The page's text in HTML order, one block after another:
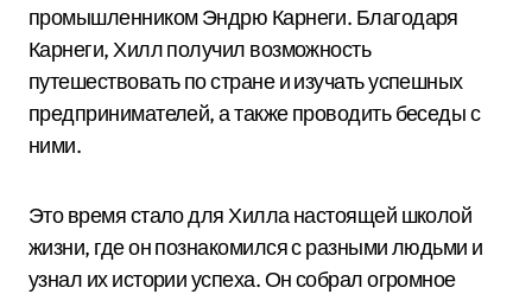
промышленником Эндрю Карнеги. Благодаря
Карнеги, Хилл получил возможность
путешествовать по стране и изучать успешных
предпринимателей, а также проводить беседы с
ними.
Это время стало для Хилла настоящей школой
жизни, где он познакомился с разными людьми и
узнал их истории успеха. Он собрал огромное